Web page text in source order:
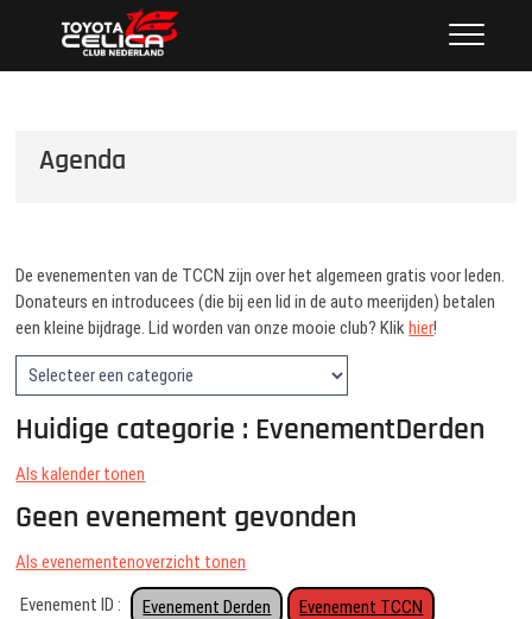
Toyota Celica Club Nederland
NEDERLAND'S GROOTSTE CLUB VAN CELICA
Agenda
De evenementen van de TCCN zijn over het algemeen gratis voor leden.
Donateurs en introducees (die bij een lid in de auto meerijden) betalen
een kleine bijdrage. Lid worden van onze mooie club? Klikhier!
Huidige categorie : EvenementDerden
Als kalender tonen
Geen evenement gevonden
Als evenementenoverzicht tonen
Evenement ID :
Evenement Derden Evenement TCCN